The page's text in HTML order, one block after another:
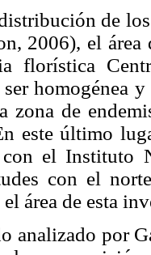
de
2006), el área
florística
homogénea
zona de
este último
el Instituto
con el
área de esta
analizado por